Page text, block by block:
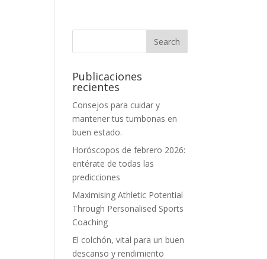
Publicaciones
recientes
Consejos para cuidar y
mantener tus tumbonas en
buen estado.
Horóscopos de febrero 2026:
entérate de todas las
predicciones
Maximising Athletic Potential
Through Personalised Sports
Coaching
El colchón, vital para un buen
descanso y rendimiento